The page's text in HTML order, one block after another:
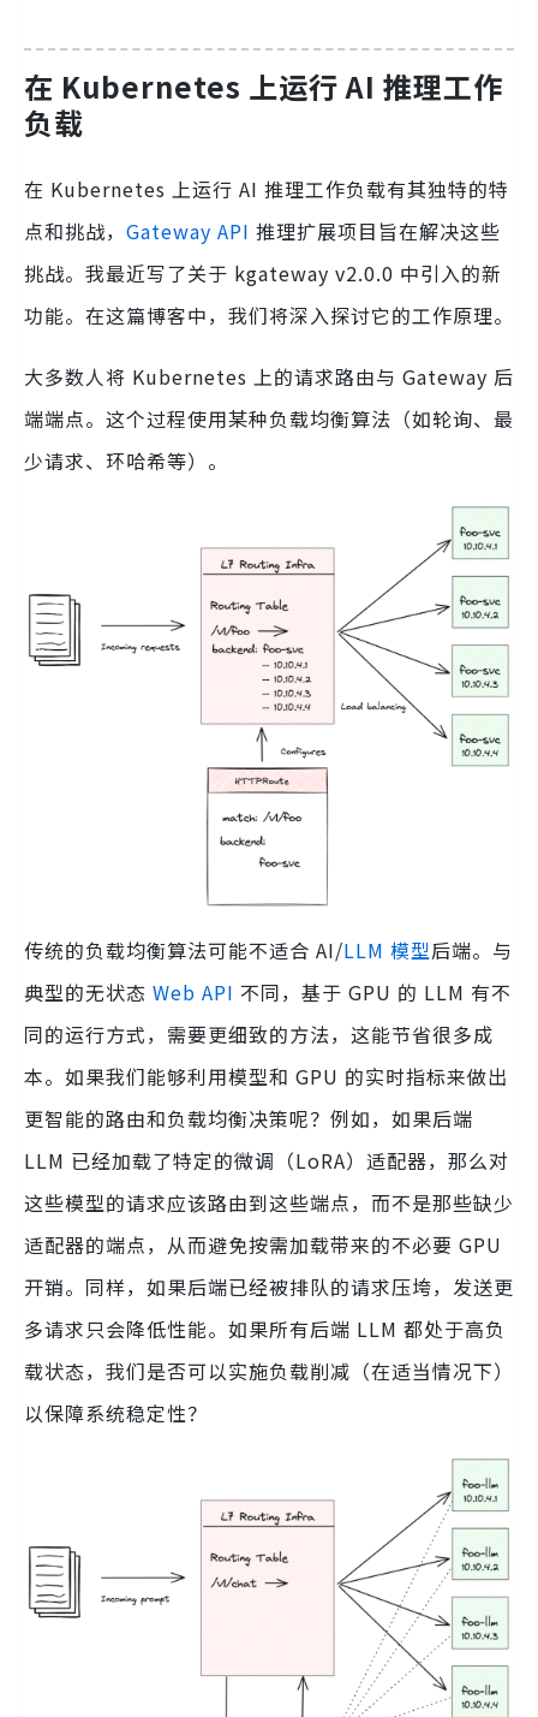
在 Kubernetes 上运行 AI 推理工作
负载
在 Kubernetes 上运行 AI 推理工作负载有其独特的特
点和挑战， Gateway API 推理扩展项目旨在解决这些
挑战。我最近写了关于 kgateway v2.0.0 中引入的新
功能。在这篇博客中，我们将深入探讨它的工作原理。
大多数人将 Kubernetes 上的请求路由与 Gateway 后
端端点。这个过程使用某种负载均衡算法（如轮询、最
少请求、环哈希等）。
传统的负载均衡算法可能不适合 AI/LLM 模型后端。与
典型的无状态 Web API 不同，基于 GPU 的 LLM 有不
同的运行方式，需要更细致的方法，这能节省很多成
本。如果我们能够利用模型和 GPU 的实时指标来做出
更智能的路由和负载均衡决策呢？例如，如果后端
LLM 已经加载了特定的微调（LoRA）适配器，那么对
这些模型的请求应该路由到这些端点，而不是那些缺少
适配器的端点，从而避免按需加载带来的不必要 GPU
开销。同样，如果后端已经被排队的请求压垮，发送更
多请求只会降低性能。如果所有后端 LLM 都处于高负
载状态，我们是否可以实施负载削减（在适当情况下）
以保障系统稳定性？